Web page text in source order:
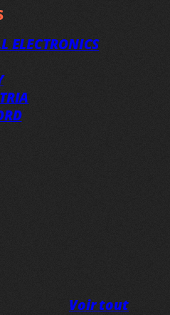
ELECTRONICS
Voir tout